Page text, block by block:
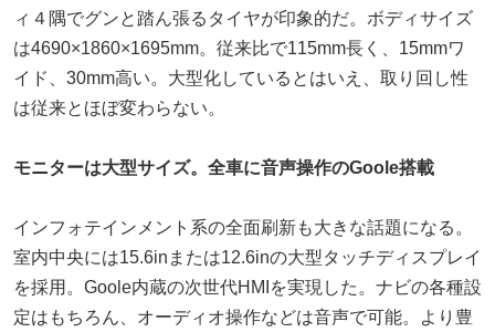
ィ４隅でグンと踏ん張るタイヤが印象的だ。ボディサイズ
は4690×1860×1695mm。従来比で115mm長く、15mmワ
イド、30mm高い。大型化しているとはいえ、取り回し性
は従来とほぼ変わらない。
モニターは大型サイズ。全車に音声操作のGoole搭載
インフォテインメント系の全面刷新も大きな話題になる。
室内中央には15.6inまたは12.6inの大型タッチディスプレイ
を採用。Goole内蔵の次世代HMIを実現した。ナビの各種設
定はもちろん、オーディオ操作などは音声で可能。より豊